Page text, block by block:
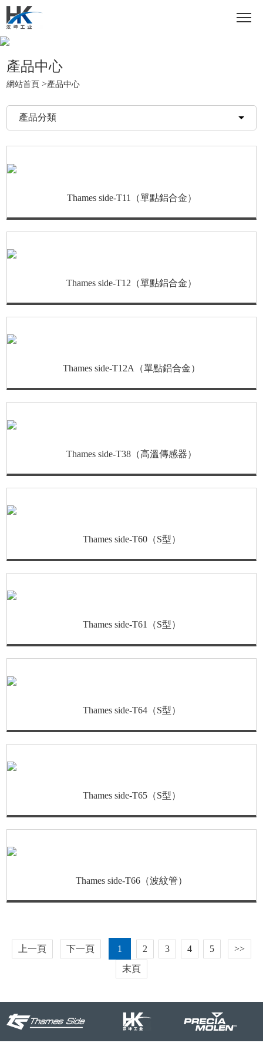
產品中心
網站首頁 >產品中心
產品分類
Thames side-T11（單點鋁合金）
Thames side-T12（單點鋁合金）
Thames side-T12A（單點鋁合金）
Thames side-T38（高溫傳感器）
Thames side-T60（S型）
Thames side-T61（S型）
Thames side-T64（S型）
Thames side-T65（S型）
Thames side-T66（波紋管）
上一頁 下一頁 1 2 3 4 5 >>
末頁